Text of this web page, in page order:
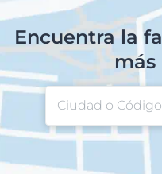
Encuentra la